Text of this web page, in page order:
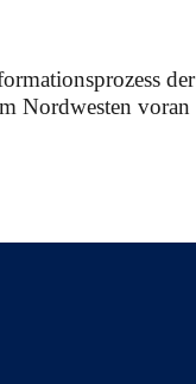
der
Nordwesten voran